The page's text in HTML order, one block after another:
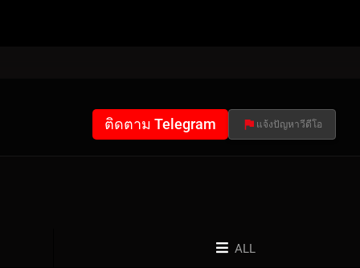
ติดตาม Telegram แจ้งปัญหาวีดีโอ
ALL